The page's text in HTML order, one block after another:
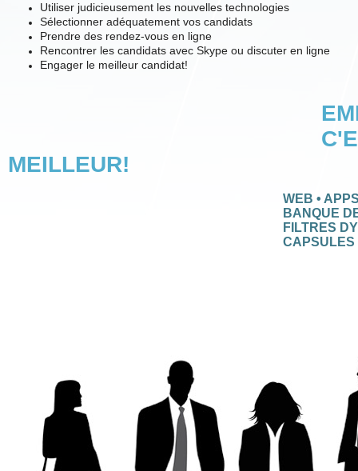
Utiliser judicieusement les nouvelles technologies
Sélectionner adéquatement vos candidats
Prendre des rendez-vous en ligne
Rencontrer les candidats avec Skype ou discuter en ligne
Engager le meilleur candidat!
C'EST LA
MEILLEUR!
WEB • APPS •
BANQUE
FILTRES
CAPSULES